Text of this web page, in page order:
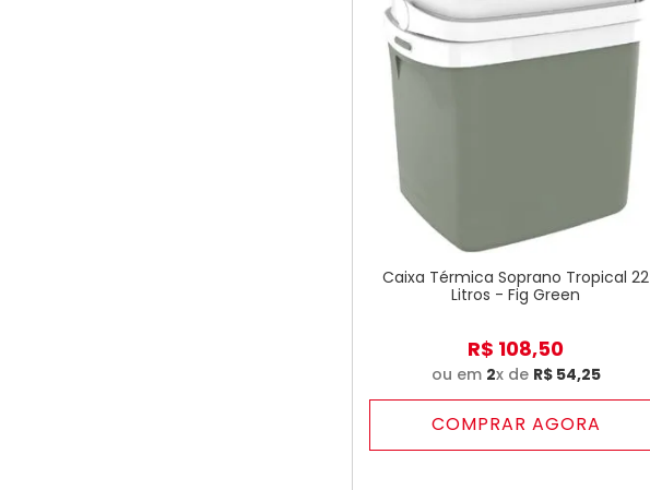
Caixa Térmica Soprano Tropical 22
Litros - Fig Green
R$ 108,50
ou em 2x de R$ 54,25
COMPRAR AGORA